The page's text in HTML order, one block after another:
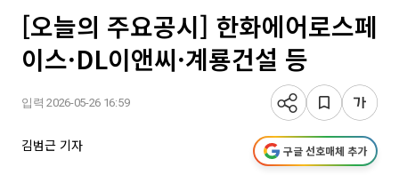
[오늘의 주요공시] 한화에어로스페
이스·DL이앤씨·계룡건설 등
입력 2026-05-26 16:59
김범근 기자 구글 선호매체 추가